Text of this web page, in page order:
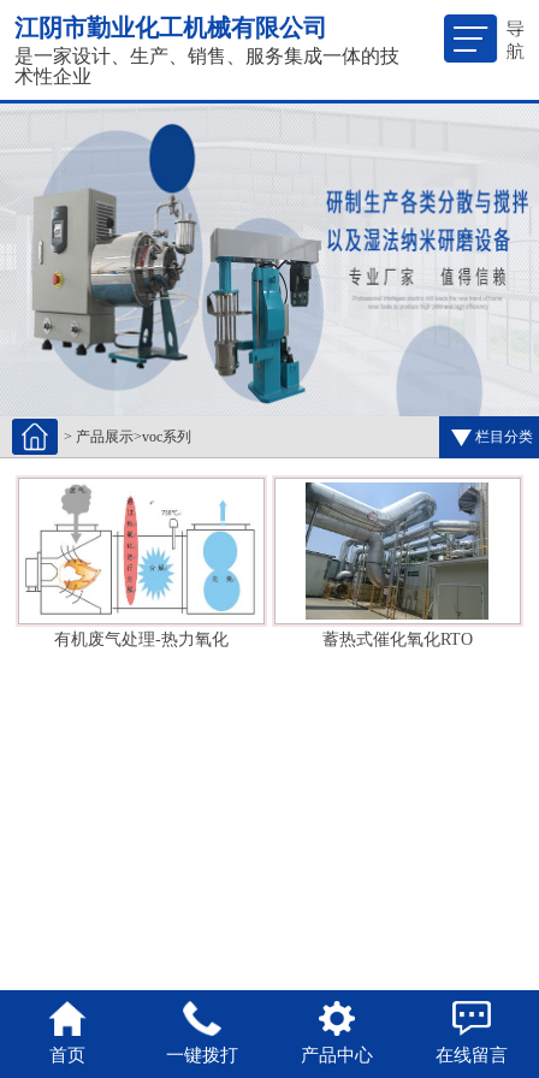
江阴市勤业化工机械有限公司
是一家设计、生产、销售、服务集成一体的技
术性企业
> 产品展示>voc系列 栏目分类
有机废气处理-热力氧化 蓄热式催化氧化RTO
首页 一键拨打 产品中心 在线留言